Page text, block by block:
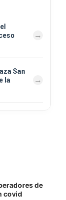
San
la
de
covid